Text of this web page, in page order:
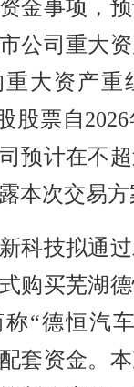
金事项，
公司重大
大资产重
股票自
预计在不
本次交易方
科技拟通
购买芜湖
“德恒汽
套资金。